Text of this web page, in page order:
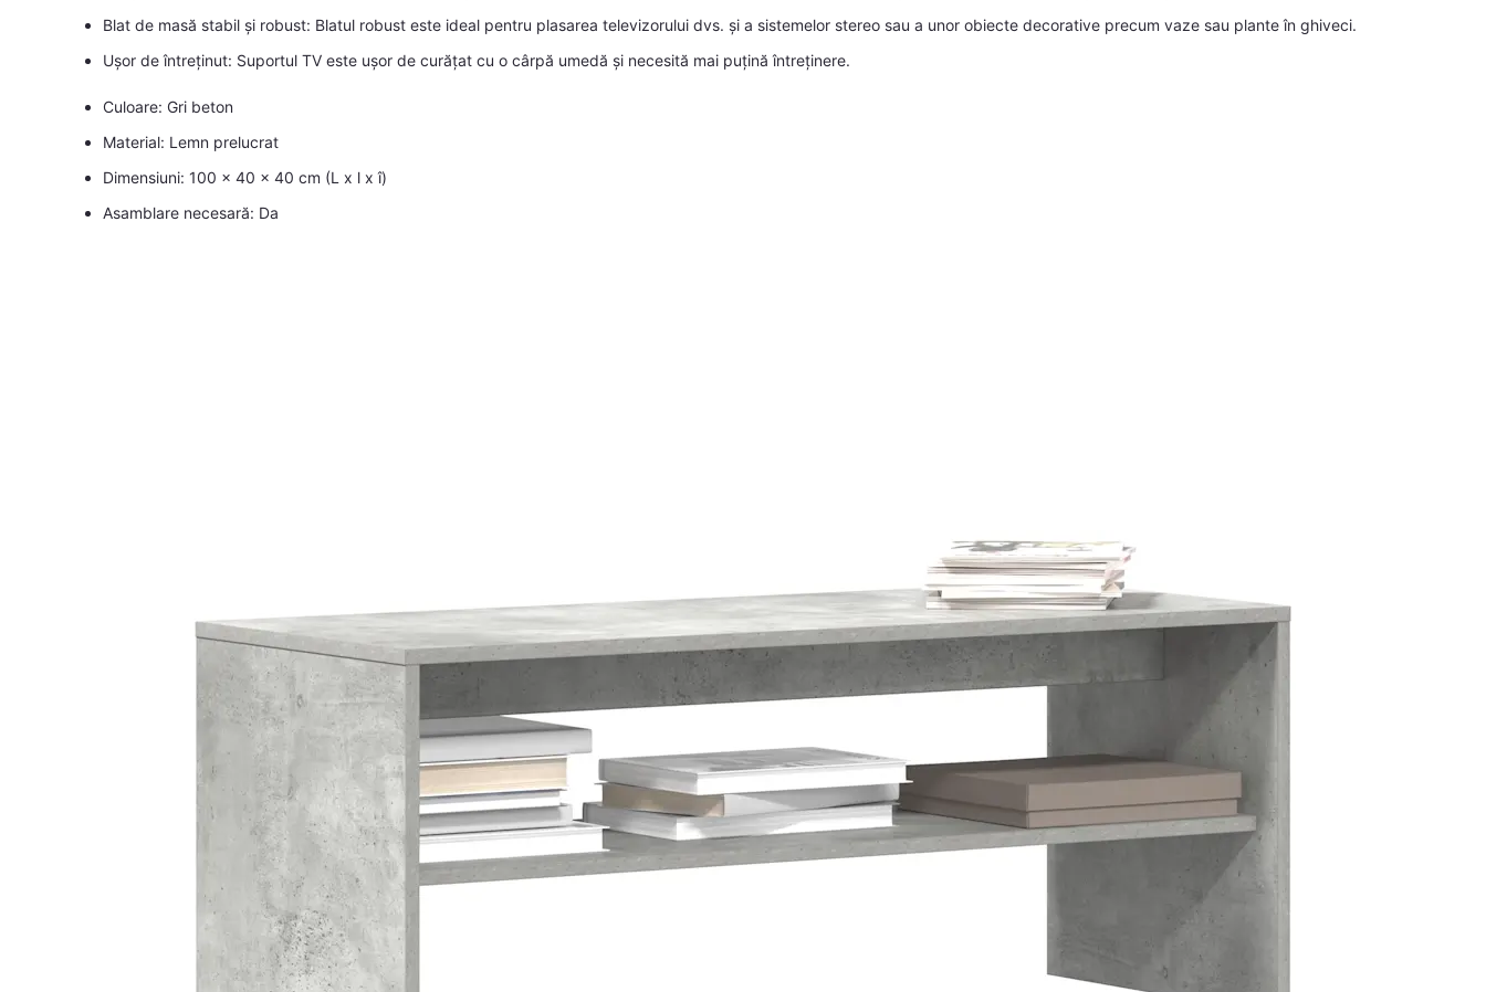
Blat de masă stabil și robust: Blatul robust este ideal pentru plasarea televizorului dvs. și a sistemelor stereo sau a unor obiecte decorative precum vaze sau plante în ghiveci.
Ușor de întreținut: Suportul TV este ușor de curățat cu o cârpă umedă și necesită mai puțină întreținere.
Culoare: Gri beton
Material: Lemn prelucrat
Dimensiuni: 100 x 40 x 40 cm (L x l x î)
Asamblare necesară: Da